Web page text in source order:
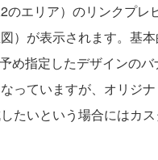
のエリア）のリンクプレ
）が表示されます。基
め指定したデザインの
っていますが、オリジ
たいという場合にはカ